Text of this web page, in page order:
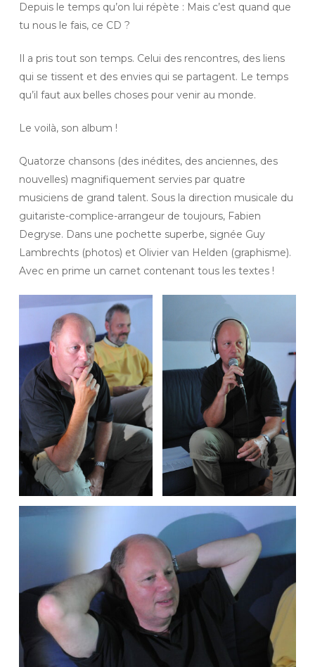
Depuis le temps qu’on lui répète : Mais c’est quand que
tu nous le fais, ce CD ?
Il a pris tout son temps. Celui des ren­contres, des liens
qui se tissent et des envies qui se partagent. Le temps
qu’il faut aux belles choses pour venir au monde.
Le voilà, son album !
Quatorze chansons (des inédites, des anciennes, des
nouvelles) magni­fi­que­ment servies par quatre
musiciens de grand talent. Sous la direction musicale du
guitariste-complice-arrangeur de toujours, Fabien
Degryse. Dans une pochette superbe, signée Guy
Lambrechts (photos) et Olivier van Helden (graphisme).
Avec en prime un carnet contenant tous les textes !